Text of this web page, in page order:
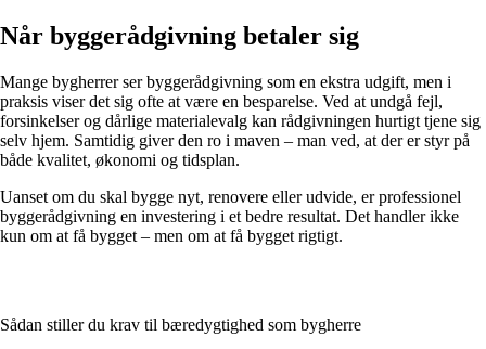
Når byggerådgivning betaler sig
Mange bygherrer ser byggerådgivning som en ekstra udgift, men i
praksis viser det sig ofte at være en besparelse. Ved at undgå fejl,
forsinkelser og dårlige materialevalg kan rådgivningen hurtigt tjene sig
selv hjem. Samtidig giver den ro i maven – man ved, at der er styr på
både kvalitet, økonomi og tidsplan.
Uanset om du skal bygge nyt, renovere eller udvide, er professionel
byggerådgivning en investering i et bedre resultat. Det handler ikke
kun om at få bygget – men om at få bygget rigtigt.
Sådan stiller du krav til bæredygtighed som bygherre